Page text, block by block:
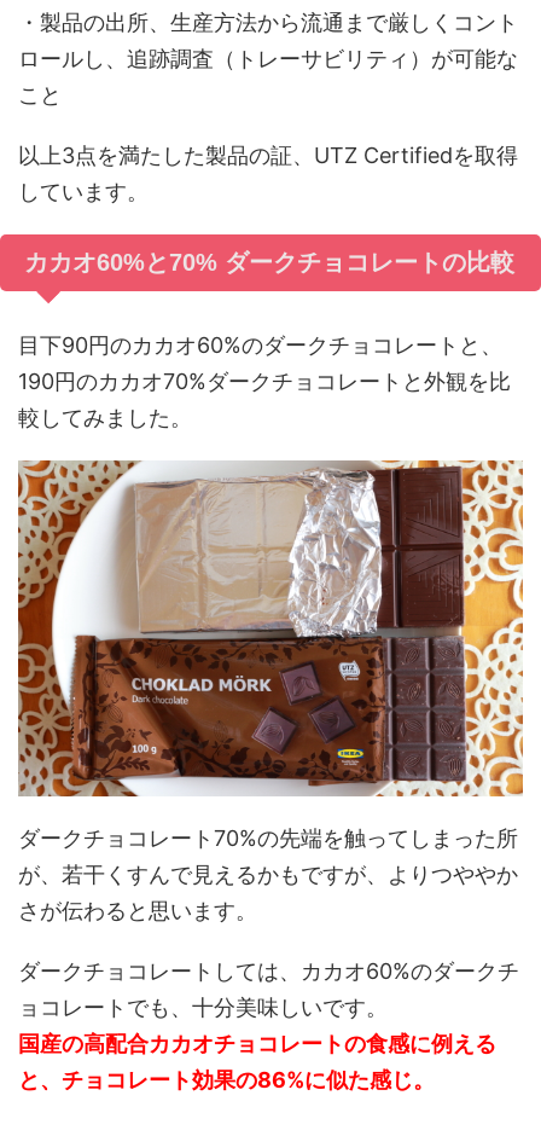
・製品の出所、生産方法から流通まで厳しくコント
ロールし、追跡調査（トレーサビリティ）が可能な
こと
以上3点を満たした製品の証、UTZ Certifiedを取得
しています。
カカオ60%と70% ダークチョコレートの比較
目下90円のカカオ60%のダークチョコレートと、
190円のカカオ70%ダークチョコレートと外観を比
較してみました。
ダークチョコレート70%の先端を触ってしまった所
が、若干くすんで見えるかもですが、よりつややか
さが伝わると思います。
ダークチョコレートしては、カカオ60%のダークチ
ョコレートでも、十分美味しいです。
国産の高配合カカオチョコレートの食感に例える
と、チョコレート効果の86%に似た感じ。